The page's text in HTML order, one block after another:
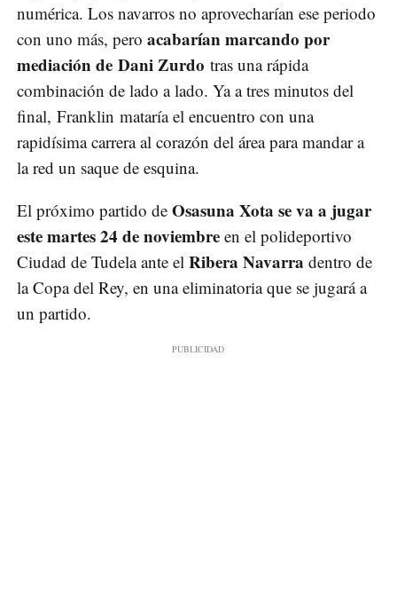
numérica. Los navarros no aprovecharían ese periodo
con uno más, pero acabarían marcando por
mediación de Dani Zurdo tras una rápida
combinación de lado a lado. Ya a tres minutos del
final, Franklin mataría el encuentro con una
rapidísima carrera al corazón del área para mandar a
la red un saque de esquina.
El próximo partido de Osasuna Xota se va a jugar
este martes 24 de noviembre en el polideportivo
Ciudad de Tudela ante el Ribera Navarra dentro de
la Copa del Rey, en una eliminatoria que se jugará a
un partido.